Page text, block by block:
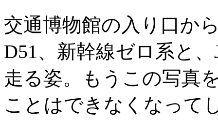
交通博物館の入り口か
D51、新幹線ゼロ系と
走る姿。もうこの写真
ことはできなくなって